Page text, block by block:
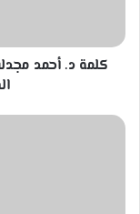
الشعبي
الفلسطيني
كلمة د. أحمد